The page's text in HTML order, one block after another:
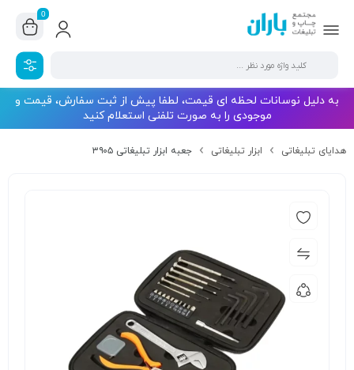
0
به دلیل نوسانات لحظه ای قیمت، لطفا پیش از ثبت سفارش، قیمت و
موجودی را به صورت تلفنی استعلام کنید
هدایای تبلیغاتی ابزار تبلیغاتی جعبه ابزار تبلیغاتی ۳۹۰۵